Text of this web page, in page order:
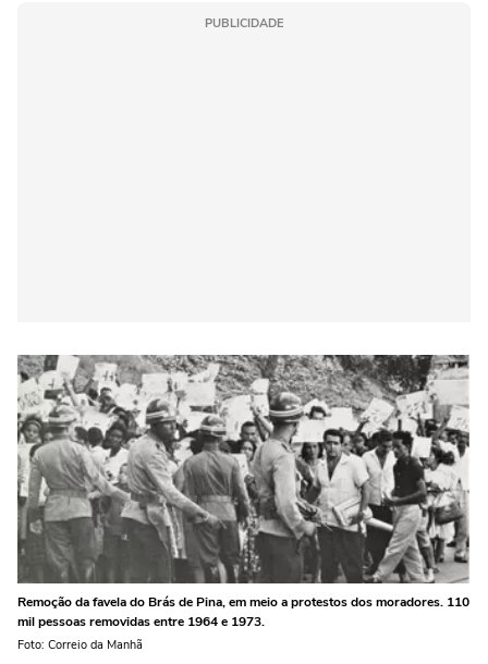
PUBLICIDADE
Remoção da favela do Brás de Pina, em meio a protestos dos moradores. 110
mil pessoas removidas entre 1964 e 1973.
Foto: Correio da Manhã